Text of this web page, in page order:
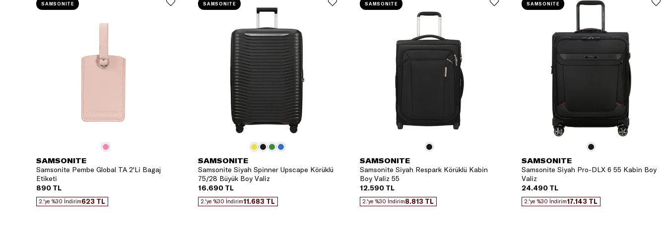
SAMSONITE
Samsonite Pembe Global TA 2'Li Bagaj
Etiketi
890 TL
2.'ye %30 İndirim623 TL
SAMSONITE
SAMSONITE
Samsonite Siyah Spinner Upscape Körüklü
75/28 Büyük Boy Valiz
16.690 TL
2.'ye %30 İndirim11.683 TL
SAMSONITE
SAMSONITE
Samsonite Siyah Respark Körüklü Kabin
Boy Valiz 55
12.590 TL
2.'ye %30 İndirim8.813 TL
SAMSONITE
SAMSONITE
Samsonite Siyah Pro-DLX 6 55 Kabin Boy
Valiz
24.490 TL
2.'ye %30 İndirim17.143 TL
SAMSONITE